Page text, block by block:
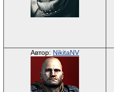
Автор: NikitaNV